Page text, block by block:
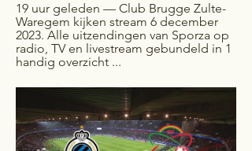
19 uur geleden — Club Brugge Zulte-
Waregem kijken stream 6 december
2023. Alle uitzendingen van Sporza op
radio, TV en livestream gebundeld in 1
handig overzicht ...